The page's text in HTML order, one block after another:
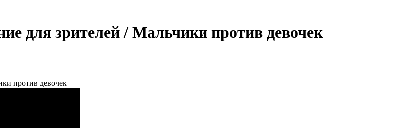
для зрителей / Мальчики против девочек